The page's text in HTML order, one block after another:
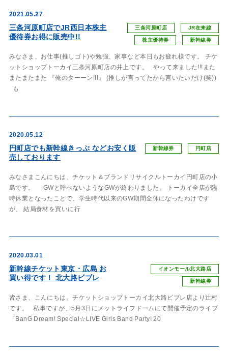
2021.05.27
JR在来線
三条河原町店
新幹線券
株主優待券
三条河原町店でJR西日本株主
優待券お得に販売中!!
みなさま、お仕事(推しゴト)や勉強、家事など本日もお疲れ様です。 チケ
ットショップトーカイ三条河原町店の井上です。 やって来ました!!!また
またまたまた 『俺のターーン!!!』 (推しが言ってたから言いたいだけ(笑))
も
2020.05.12
円町店
新幹線券
円町店でも新幹線きっぷ などお安く販
売しております
みなさまこんにちは、チケット＆ブランドリサイクルトーカイ円町店の小
島です。 GWと呼べないようなGWが終わりました。 トーカイ全店が臨
時休業となったことで、学生時代以来のGW期間全休になったわけです
が、 結局食材を買いに行
2020.03.01
イオンモール北大路店
新幹線券
新幹線チケット東京・広島 お
買い得です！ 北大路ビブレ
皆さま、こんにちは。チケットショップトーカイ北大路ビブレ店より辻村
です。 私事ですが、5月3日にメットライフドームにて開催予定のライブ
「BanG Dream! Special☆LIVE Girls Band Party! 20